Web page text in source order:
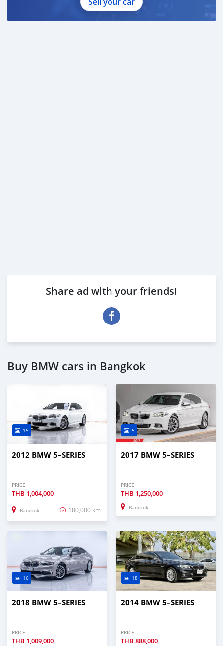
Share ad with your friends!
Buy BMW cars in Bangkok
15
2012 BMW 5–SERIES
PRICE
THB 1,004,000
Bangkok 180,000 km
5
2017 BMW 5–SERIES
PRICE
THB 1,250,000
Bangkok
16
2018 BMW 5–SERIES
PRICE
THB 1,009,000
18
2014 BMW 5–SERIES
PRICE
THB 888,000